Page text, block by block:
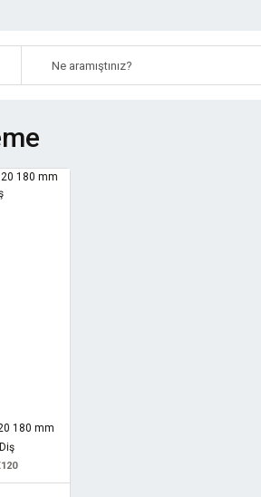
180 mm